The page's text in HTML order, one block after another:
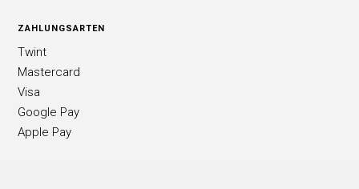
ZAHLUNGSARTEN
Twint
Mastercard
Visa
Google Pay
Apple Pay